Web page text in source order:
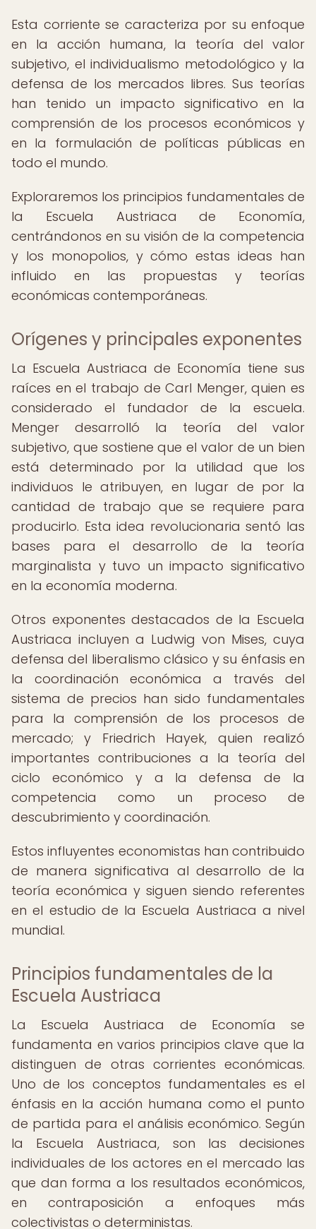
Esta corriente se caracteriza por su enfoque
en la acción humana, la teoría del valor
subjetivo, el individualismo metodológico y la
defensa de los mercados libres. Sus teorías
han tenido un impacto significativo en la
comprensión de los procesos económicos y
en la formulación de políticas públicas en
todo el mundo.
Exploraremos los principios fundamentales de
la Escuela Austriaca de Economía,
centrándonos en su visión de la competencia
y los monopolios, y cómo estas ideas han
influido en las propuestas y teorías
económicas contemporáneas.
Orígenes y principales exponentes
La Escuela Austriaca de Economía tiene sus
raíces en el trabajo de Carl Menger, quien es
considerado el fundador de la escuela.
Menger desarrolló la teoría del valor
subjetivo, que sostiene que el valor de un bien
está determinado por la utilidad que los
individuos le atribuyen, en lugar de por la
cantidad de trabajo que se requiere para
producirlo. Esta idea revolucionaria sentó las
bases para el desarrollo de la teoría
marginalista y tuvo un impacto significativo
en la economía moderna.
Otros exponentes destacados de la Escuela
Austriaca incluyen a Ludwig von Mises, cuya
defensa del liberalismo clásico y su énfasis en
la coordinación económica a través del
sistema de precios han sido fundamentales
para la comprensión de los procesos de
mercado; y Friedrich Hayek, quien realizó
importantes contribuciones a la teoría del
ciclo económico y a la defensa de la
competencia como un proceso de
descubrimiento y coordinación.
Estos influyentes economistas han contribuido
de manera significativa al desarrollo de la
teoría económica y siguen siendo referentes
en el estudio de la Escuela Austriaca a nivel
mundial.
Principios fundamentales de la
Escuela Austriaca
La Escuela Austriaca de Economía se
fundamenta en varios principios clave que la
distinguen de otras corrientes económicas.
Uno de los conceptos fundamentales es el
énfasis en la acción humana como el punto
de partida para el análisis económico. Según
la Escuela Austriaca, son las decisiones
individuales de los actores en el mercado las
que dan forma a los resultados económicos,
en contraposición a enfoques más
colectivistas o deterministas.